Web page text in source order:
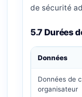
de sécurité
5.7 Durées
Données
Données de
organisateur